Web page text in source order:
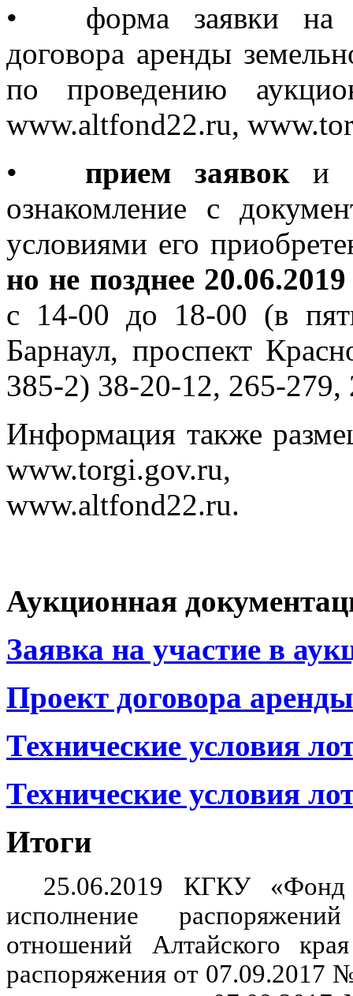
•
форма заявки на
договора аренды
по проведению
www.altfond22.ru,
•
прием заявоки
ознакомление с
условиями его
но не позднее 20.06.2019
с 14-00 до 18-00 (в
Барнаул, проспект
385-2) 38-20-12, 265-279,
Информация также
www.torgi.gov.ru,
www.altfond22.ru.
Аукционная
Заявка на участие в
Проект договора аренды
Технические условия
Технические условия
Итоги
25.06.2019 КГКУ «Фонд
исполнение
отношений Алтайского
распоряжения от 07.09.2017